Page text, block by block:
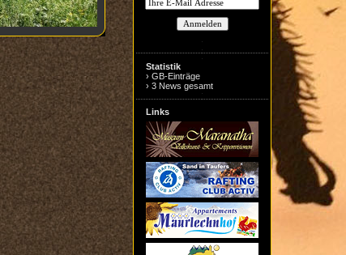
Statistik
› GB-Einträge
› 3 News gesamt
Links